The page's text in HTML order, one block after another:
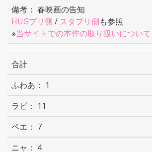
春映画の告知
HUGプリ側 / スタプリ側も参照
※当サイトでの本作の取り扱いについて
合計
1
11
7
4